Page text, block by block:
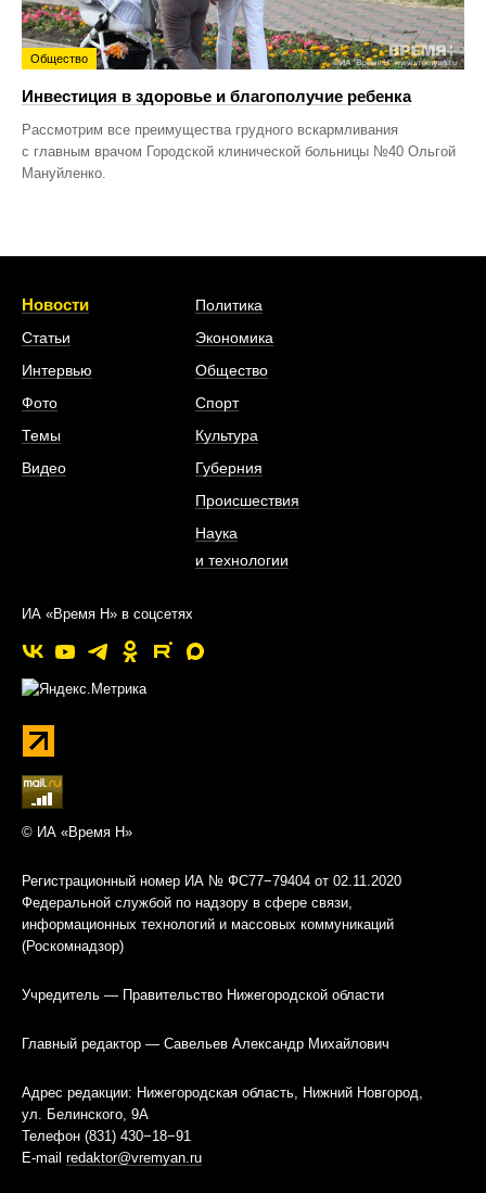
Общество
Инвестиция в здоровье и благополучие ребенка
Рассмотрим все преимущества грудного вскармливания
с главным врачом Городской клинической больницы №40 Ольгой
Мануйленко.
Новости
Статьи
Интервью
Фото
Темы
Видео
Политика
Экономика
Общество
Спорт
Культура
Губерния
Происшествия
Наука
и технологии
ИА «Время Н» в соцсетях
© ИА «Время Н»
Регистрационный номер ИА № ФС77−79404 от 02.11.2020
Федеральной службой по надзору в сфере связи,
информационных технологий и массовых коммуникаций
(Роскомнадзор)
Учредитель — Правительство Нижегородской области
Главный редактор — Савельев Александр Михайлович
Адрес редакции: Нижегородская область, Нижний Новгород,
ул. Белинского, 9А
Телефон (831) 430−18−91
E-mail redaktor@vremyan.ru